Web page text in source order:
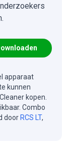
apparaat
kunnen
kopen.
Combo
door RCS LT,